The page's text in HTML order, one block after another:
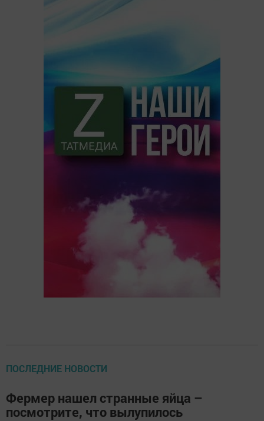
ПОСЛЕДНИЕ НОВОСТИ
Фермер нашел странные яйца –
посмотрите, что вылупилось